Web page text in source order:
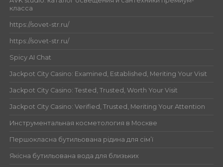
класса
https://sovet-str.ru/
https://sovet-str.ru/
Spicy AI Chat
Jackpot City Casino: Examined, Established, Meriting Your Visit
Jackpot City Casino: Tested, Trusted, Worth Your Visit
Jackpot City Casino: Verified, Trusted, Meriting Your Attention
Инструментальная косметология в Москве
Першокласна бутильована рідина для сім’ї
Якісна бутильована вода для близьких